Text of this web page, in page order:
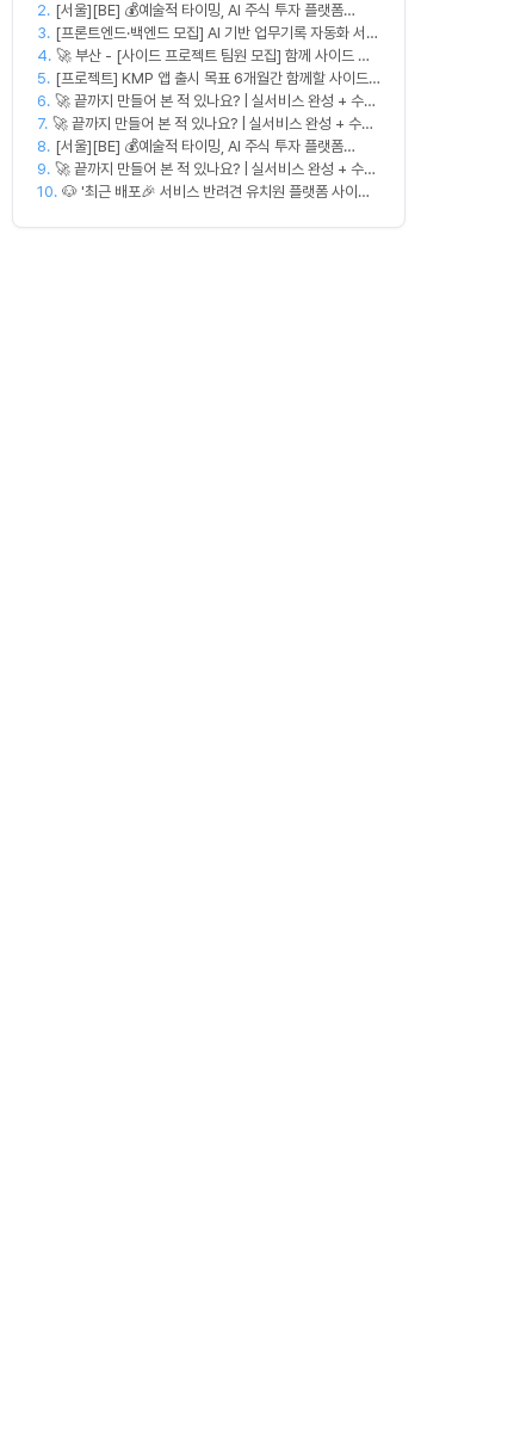
과 함께 하실 멤버를 모집합니다!
2. [서울][BE] 💰예술적 타이밍, AI 주식 투자 플랫폼
(Spring)
3. [프론트엔드·백엔드 모집] AI 기반 업무기록 자동화 서비
스 MVP 개발
4. 🚀 부산 - [사이드 프로젝트 팀원 모집] 함께 사이드 프
로젝트 진행할 팀원 모집합니다. 🚀
5. [프로젝트] KMP 앱 출시 목표 6개월간 함께할 사이드
프로젝트 팀원 모집
6. 🚀 끝까지 만들어 본 적 있나요? | 실서비스 완성 + 수익
창출 모임 💰
7. 🚀 끝까지 만들어 본 적 있나요? | 실서비스 완성 + 수익
창출 모임 💰
8. [서울][BE] 💰예술적 타이밍, AI 주식 투자 플랫폼
(Spring)
9. 🚀 끝까지 만들어 본 적 있나요? | 실서비스 완성 + 수익
창출 모임 💰
10. 🐶 '최근 배포🎉 서비스 반려견 유치원 플랫폼 사이드